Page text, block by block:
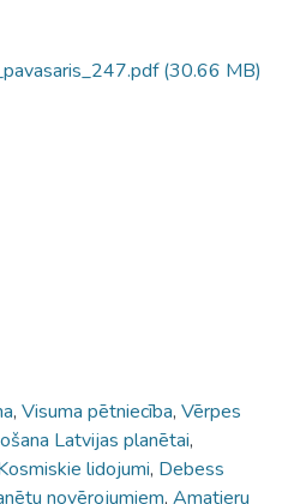
(30.66 MB)
, Visuma pētniecība, Vērpes
Latvijas planētai,
lidojumi, Debess
novērojumiem, Amatieru